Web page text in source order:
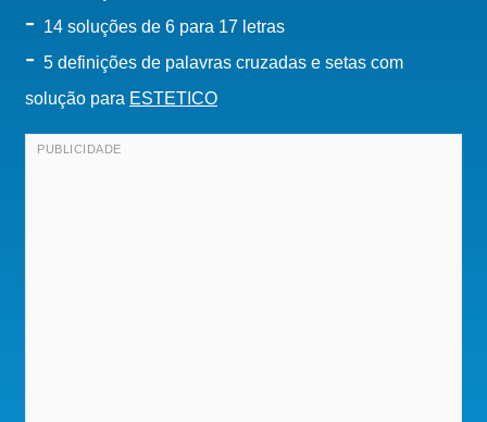
- 14 soluções de 6 para 17 letras
- 5 definições de palavras cruzadas e setas com
solução para ESTETICO